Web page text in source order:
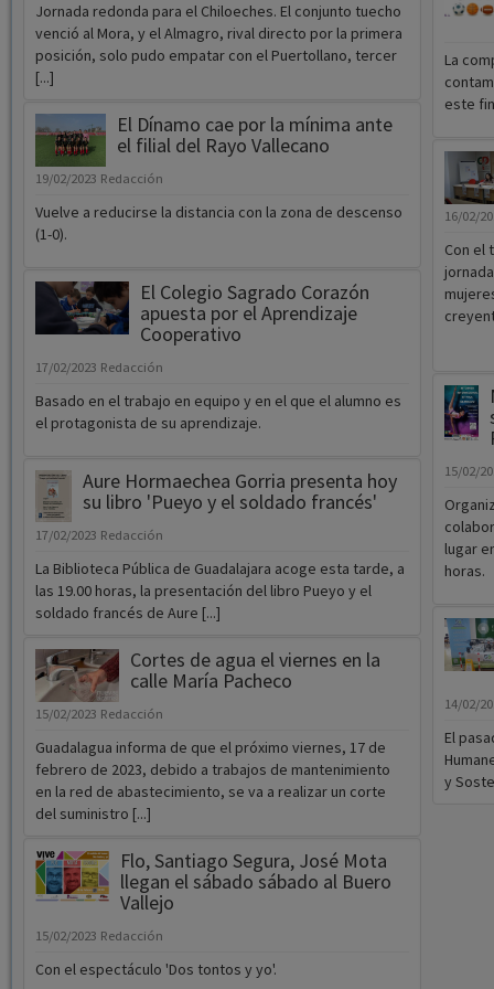
Jornada redonda para el Chiloeches. El conjunto tuecho
venció al Mora, y el Almagro, rival directo por la primera
posición, solo pudo empatar con el Puertollano, tercer
[...]
El Dínamo cae por la mínima ante
el filial del Rayo Vallecano
19/02/2023 Redacción
Vuelve a reducirse la distancia con la zona de descenso
(1-0).
El Colegio Sagrado Corazón
apuesta por el Aprendizaje
Cooperativo
17/02/2023 Redacción
Basado en el trabajo en equipo y en el que el alumno es
el protagonista de su aprendizaje.
Aure Hormaechea Gorria presenta hoy
su libro 'Pueyo y el soldado francés'
17/02/2023 Redacción
La Biblioteca Pública de Guadalajara acoge esta tarde, a
las 19.00 horas, la presentación del libro Pueyo y el
soldado francés de Aure [...]
Cortes de agua el viernes en la
calle María Pacheco
15/02/2023 Redacción
Guadalagua informa de que el próximo viernes, 17 de
febrero de 2023, debido a trabajos de mantenimiento
en la red de abastecimiento, se va a realizar un corte
del suministro [...]
Flo, Santiago Segura, José Mota
llegan el sábado sábado al Buero
Vallejo
15/02/2023 Redacción
Con el espectáculo 'Dos tontos y yo'.
La
este
16/02/
Con el
15/02/
lugar
horas.
14/02/
El
y